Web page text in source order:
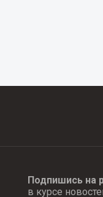
Подпишись на
в курсе